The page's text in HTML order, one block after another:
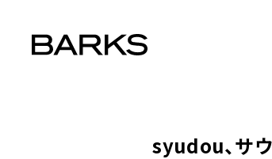
syudou、サ